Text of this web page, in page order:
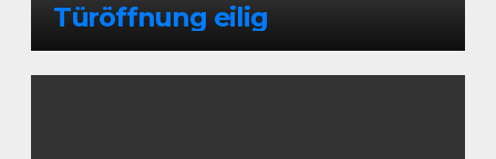
Türöffnung eilig